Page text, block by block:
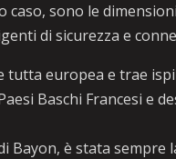
caso, sono le
di sicurezza e
tutta europea e trae
Baschi Francesi e
Bayon, è stata sempre